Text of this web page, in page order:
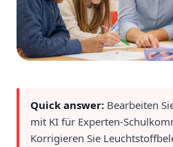
Quick answer: Bearbeiten
mit KI für Experten-
Korrigieren Sie